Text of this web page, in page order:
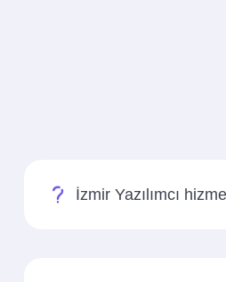
İzmir Yazılımcı